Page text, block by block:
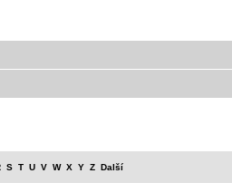
S T U V W X Y Z Další